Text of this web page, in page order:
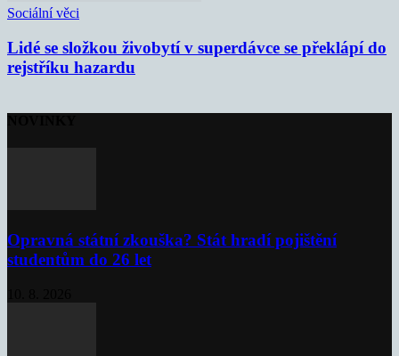
Sociální věci
Lidé se složkou živobytí v superdávce se překlápí do
rejstříku hazardu
Opravná státní zkouška? Stát hradí pojištění
studentům do 26 let